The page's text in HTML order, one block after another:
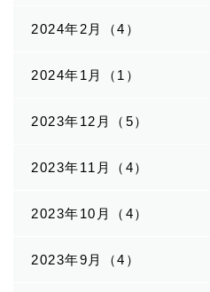
2024年2月（4）
2024年1月（1）
2023年12月（5）
2023年11月（4）
2023年10月（4）
2023年9月（4）